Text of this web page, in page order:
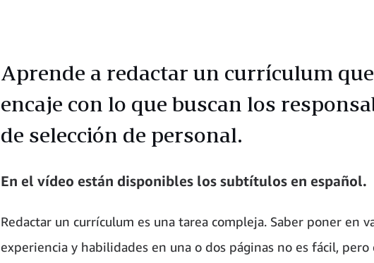
Aprende a redactar un currículum que
encaje con lo que buscan los
de selección de personal.
En el vídeo están disponibles los subtítulos en español.
Redactar un currículum es una tarea compleja. Saber poner en
experiencia y habilidades en una o dos páginas no es fácil, pero